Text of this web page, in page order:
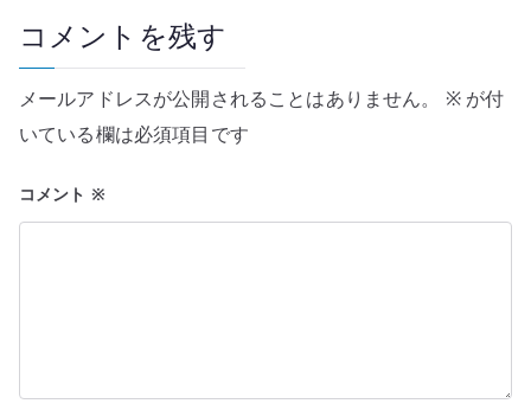
ー
シ
ョ
ン
コメントを残す
メールアドレスが公開されることはありません。 ※が付
いている欄は必須項目です
コメント ※